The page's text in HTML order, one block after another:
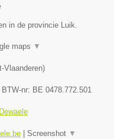
in de provincie Luik.
maps ▼
Vlaanderen)
BTW-nr: BE 0478.772.501
Screenshot ▼